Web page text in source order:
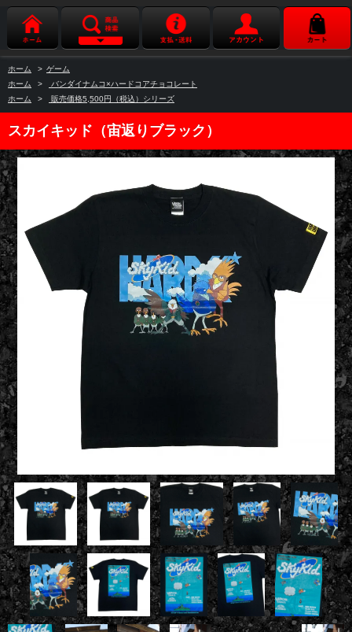
ホーム > ゲーム
ホーム
>
バンダイナムコ×ハードコアチョコレート
ホーム
> 販売価格5,500円（税込）シリーズ
スカイキッド（宙返りブラック）